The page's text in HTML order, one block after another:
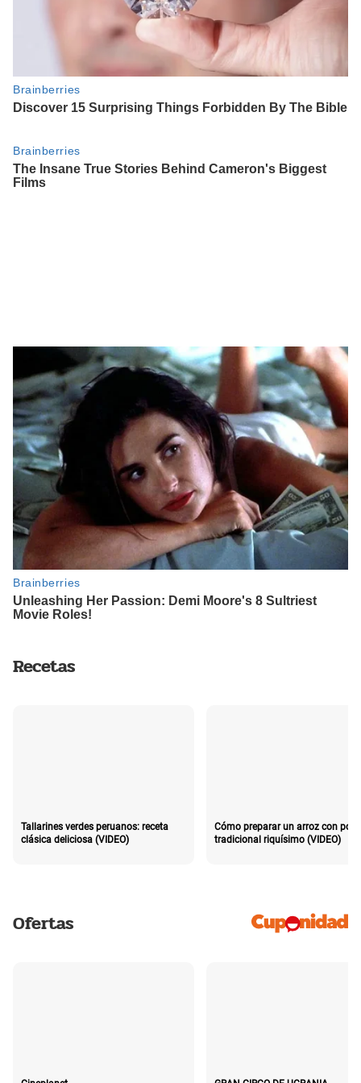
Recetas
clásica deliciosa (VIDEO)
Cómo preparar un arroz con pollo
tradicional riquísimo (VIDEO)
Ofertas